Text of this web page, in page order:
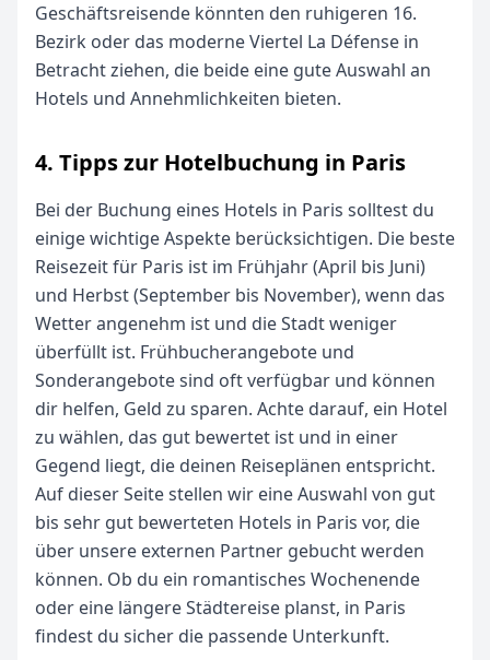
Geschäftsreisende könnten den ruhigeren 16.
Bezirk oder das moderne Viertel La Défense in
Betracht ziehen, die beide eine gute Auswahl an
Hotels und Annehmlichkeiten bieten.
4. Tipps zur Hotelbuchung in Paris
Bei der Buchung eines Hotels in Paris solltest du
einige wichtige Aspekte berücksichtigen. Die beste
Reisezeit für Paris ist im Frühjahr (April bis Juni)
und Herbst (September bis November), wenn das
Wetter angenehm ist und die Stadt weniger
überfüllt ist. Frühbucherangebote und
Sonderangebote sind oft verfügbar und können
dir helfen, Geld zu sparen. Achte darauf, ein Hotel
zu wählen, das gut bewertet ist und in einer
Gegend liegt, die deinen Reiseplänen entspricht.
Auf dieser Seite stellen wir eine Auswahl von gut
bis sehr gut bewerteten Hotels in Paris vor, die
über unsere externen Partner gebucht werden
können. Ob du ein romantisches Wochenende
oder eine längere Städtereise planst, in Paris
findest du sicher die passende Unterkunft.